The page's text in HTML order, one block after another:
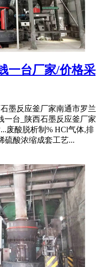
一台厂家/价格采
墨反应釜厂家南通市罗兰
一台_陕西石墨反应釜厂家
废酸脱析制% HCl气体,排
硫酸浓缩成套工艺...